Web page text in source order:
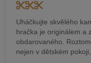
Uháčkujte skvělého
hračka je originálem a
obdarovaného.
nejen v dětském